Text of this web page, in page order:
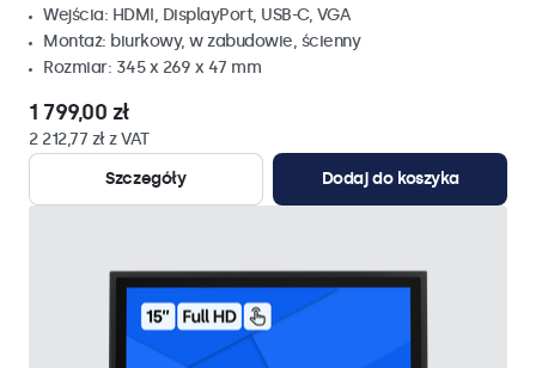
Wejścia: HDMI, DisplayPort, USB-C, VGA
Montaż: biurkowy, w zabudowie, ścienny
Rozmiar: 345 x 269 x 47 mm
1 799,00 zł
2 212,77 zł z VAT
Szczegóły
Dodaj do koszyka